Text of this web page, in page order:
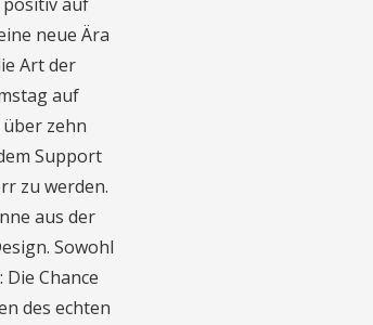
neue Ära
Art der
auf
zehn
Support
zu werden.
aus der
Sowohl
Chance
des echten